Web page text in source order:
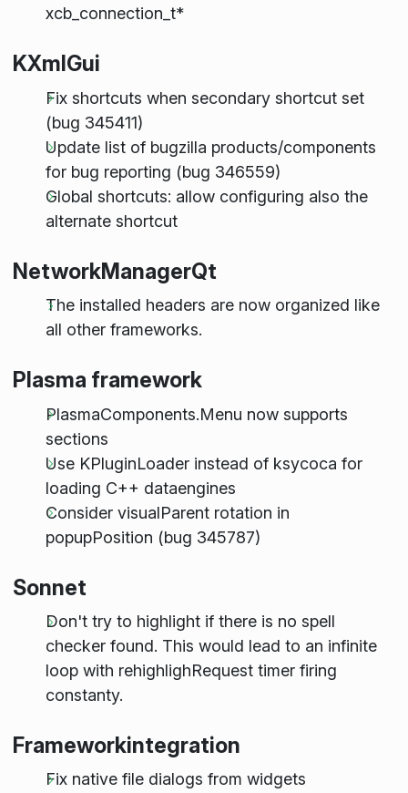
xcb_connection_t*
KXmlGui
Fix shortcuts when secondary shortcut set
(bug 345411)
Update list of bugzilla products/components
for bug reporting (bug 346559)
Global shortcuts: allow configuring also the
alternate shortcut
NetworkManagerQt
The installed headers are now organized like
all other frameworks.
Plasma framework
PlasmaComponents.Menu now supports
sections
Use KPluginLoader instead of ksycoca for
loading C++ dataengines
Consider visualParent rotation in
popupPosition (bug 345787)
Sonnet
Don't try to highlight if there is no spell
checker found. This would lead to an infinite
loop with rehighlighRequest timer firing
constanty.
Frameworkintegration
Fix native file dialogs from widgets